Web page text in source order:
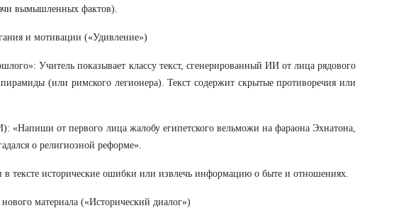
вымышленных фактов).
и мотивации («Удивление»)
Учитель показывает классу текст, сгенерированный ИИ от лица рядового
пирамиды (или римского легионера). Текст содержит скрытые противоречия или
«Напиши от первого лица жалобу египетского вельможи на фараона Эхнатона,
о религиозной реформе».
в тексте исторические ошибки или извлечь информацию о быте и отношениях.
материала («Исторический диалог»)